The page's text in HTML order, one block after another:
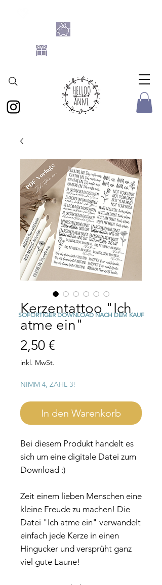
Kerzentattoo "Ich
atme ein"
2,50 €
inkl. MwSt.
NIMM 4, ZAHL 3!
In den Warenkorb
Bei diesem Produkt handelt es
sich um eine digitale Datei zum
Download :)
Zeit einem lieben Menschen eine
kleine Freude zu machen! Die
Datei "Ich atme ein" verwandelt
einfach jede Kerze in einen
Hingucker und versprüht ganz
viel gute Laune!
SOFORTIGER DOWNLOAD NACH DEM KAUF